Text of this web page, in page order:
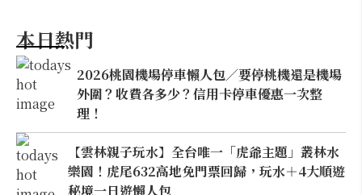
本日熱門
2026桃園機場停車懶人包／要停桃機還是機場
外圍？收費各多少？信用卡停車優惠一次整
理！
【雲林親子玩水】全台唯一「虎爺主題」叢林水
樂園！虎尾632高地免門票回歸，玩水＋4大順遊
秘境一日遊懶人包